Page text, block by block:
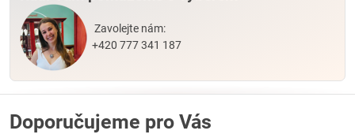
Zavolejte nám:
+420 777 341 187
Doporučujeme pro Vás